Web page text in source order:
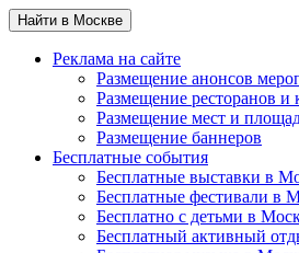
Найти в Москве
Реклама на сайте
Размещение анонсов
Размещение ресторанов и
Размещение мест и
Размещение баннеров
Бесплатные события
Бесплатные выставки в
Бесплатные фестивали в
Бесплатно с детьми в
Бесплатный активный